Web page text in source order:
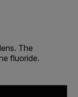
The
fluoride.